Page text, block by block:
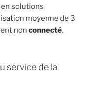
solutions
moyenne de 3
non connecté.
service de la